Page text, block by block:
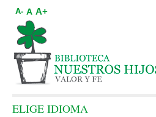
A- A A+
ELIGE IDIOMA